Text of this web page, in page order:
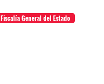
Fiscalía General del Estado